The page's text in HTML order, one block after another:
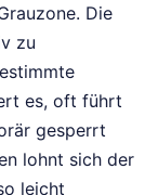
Die
zu
es, oft führt
gesperrt
lohnt sich der
leicht